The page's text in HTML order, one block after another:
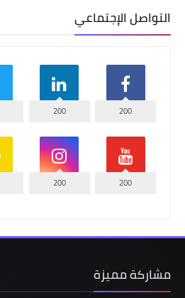
التواصل الإجتماعي
200
200
200
200
مشاركة مميزة